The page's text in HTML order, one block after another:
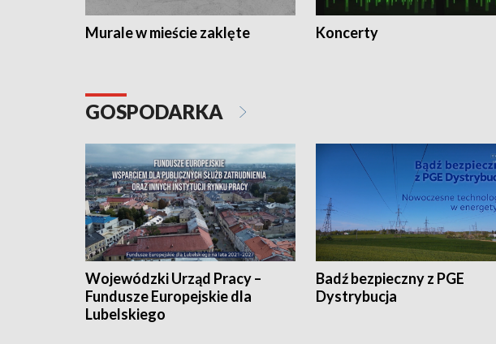
Murale w mieście zaklęte Koncerty
GOSPODARKA
Wojewódzki Urząd Pracy –
Fundusze Europejskie dla
Lubelskiego
Badź bezpieczny z PGE
Dystrybucja